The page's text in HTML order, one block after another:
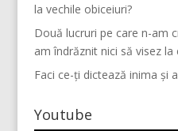
la vechile obiceiuri?
Două lucruri pe care n-am
am îndrăznit nici să visez la
Faci ce-ți dictează inima și
Youtube